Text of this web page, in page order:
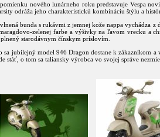
nového lunárneho roku predstavuje Vespa
odráža jeho charakteristickú kombináciu štýlu a
bunda s rukávmi z jemnej kože nappa vychádza
zelenej farbe a výšivky na ľavom vrecku a
starodávnym čínskym príslovím.
sa jubilejný model 946 Dragon dostane k zákazníkom
stáť, o tom sa taliansky výrobca vo svojej správe